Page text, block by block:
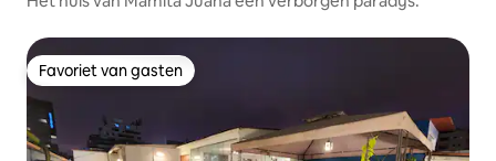
Favoriet van gasten
Favoriet van gasten